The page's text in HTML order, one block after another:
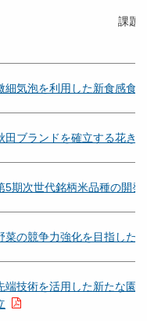
課題
細気泡を利用した新食感食
田ブランドを確立する花き
5期次世代銘柄米品種の開発
菜の競争力強化を目指した
端技術を活用した新たな園